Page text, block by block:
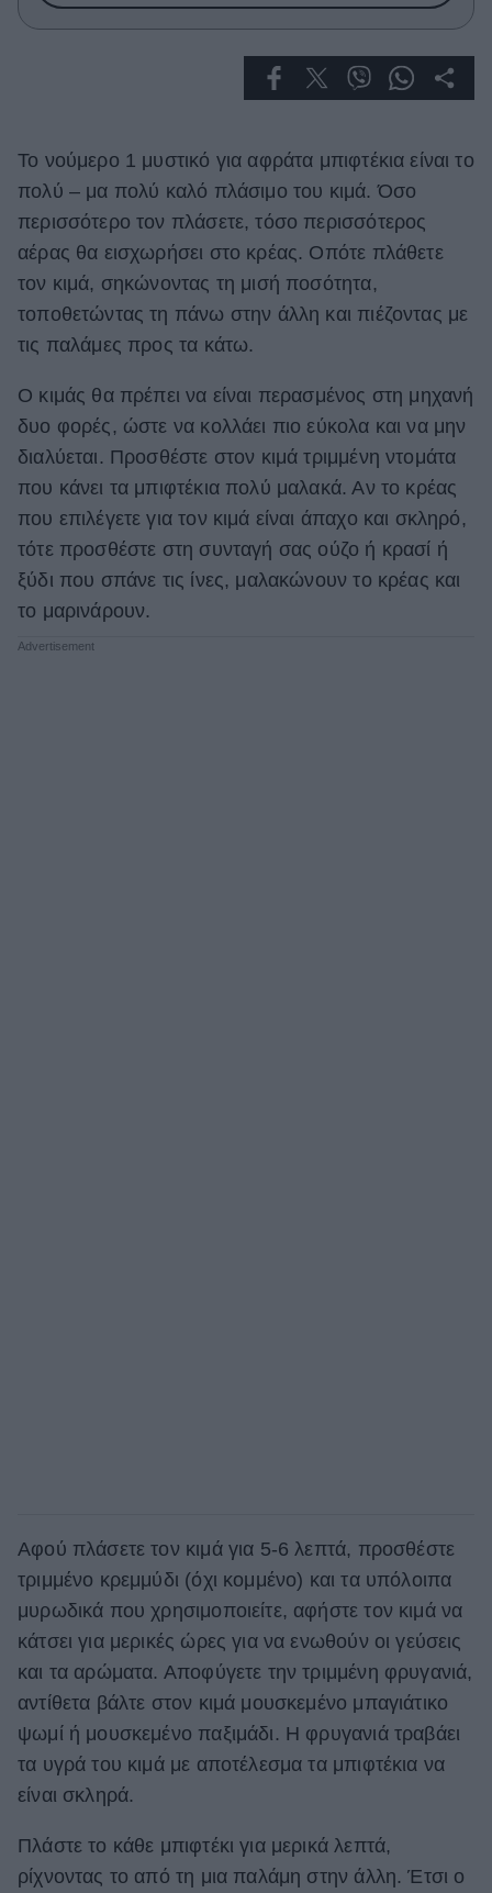
True Stories
Living
Deco
Cooking
Green
ΒΟΞ
Χωρίς Ταμπέλες
Women's Forum
Το νούμερο 1 μυστικό για αφράτα μπιφτέκια είναι το
πολύ – μα πολύ καλό πλάσιμο του κιμά. Όσο
περισσότερο τον πλάσετε, τόσο περισσότερος
αέρας θα εισχωρήσει στο κρέας. Οπότε πλάθετε
τον κιμά, σηκώνοντας τη μισή ποσότητα,
τοποθετώντας τη πάνω στην άλλη και πιέζοντας με
τις παλάμες προς τα κάτω.
Ο κιμάς θα πρέπει να είναι περασμένος στη μηχανή
δυο φορές, ώστε να κολλάει πιο εύκολα και να μην
διαλύεται. Προσθέστε στον κιμά τριμμένη ντομάτα
που κάνει τα μπιφτέκια πολύ μαλακά. Αν το κρέας
που επιλέγετε για τον κιμά είναι άπαχο και σκληρό,
τότε προσθέστε στη συνταγή σας ούζο ή κρασί ή
ξύδι που σπάνε τις ίνες, μαλακώνουν το κρέας και
το μαρινάρουν.
Αφού πλάσετε τον κιμά για 5-6 λεπτά, προσθέστε
τριμμένο κρεμμύδι (όχι κομμένο) και τα υπόλοιπα
μυρωδικά που χρησιμοποιείτε, αφήστε τον κιμά να
κάτσει για μερικές ώρες για να ενωθούν οι γεύσεις
και τα αρώματα. Αποφύγετε την τριμμένη φρυγανιά,
αντίθετα βάλτε στον κιμά μουσκεμένο μπαγιάτικο
ψωμί ή μουσκεμένο παξιμάδι. Η φρυγανιά τραβάει
τα υγρά του κιμά με αποτέλεσμα τα μπιφτέκια να
είναι σκληρά.
Πλάστε το κάθε μπιφτέκι για μερικά λεπτά,
ρίχνοντας το από τη μια παλάμη στην άλλη. Έτσι ο